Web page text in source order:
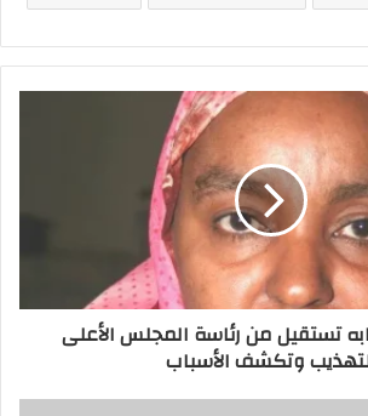
تستقيل من رئاسة المجلس الأعلى
وتكشف الأسباب